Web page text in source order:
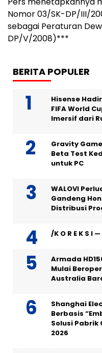
Nomor 03/SK-DP/III/
sebagai Peraturan
DP/V/2008)***
BERITA POPULER
Hisense
FIFA World
Imersif dari
Gravity
Beta Test
untuk PC
WALOVI
Gandeng
Distribusi
/K O R E K S I
Armada
Mulai
Australia
Shanghai
Berbasis
Solusi Pabrik
2026